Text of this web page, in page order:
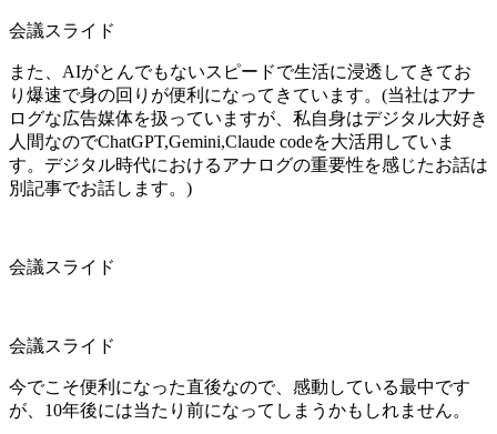
会議スライド
また、AIがとんでもないスピードで生活に浸透してきてお
り爆速で身の回りが便利になってきています。(当社はアナ
ログな広告媒体を扱っていますが、私自身はデジタル大好き
人間なのでChatGPT,Gemini,Claude codeを大活用していま
す。デジタル時代におけるアナログの重要性を感じたお話は
別記事でお話します。)
会議スライド
会議スライド
今でこそ便利になった直後なので、感動している最中です
が、10年後には当たり前になってしまうかもしれません。